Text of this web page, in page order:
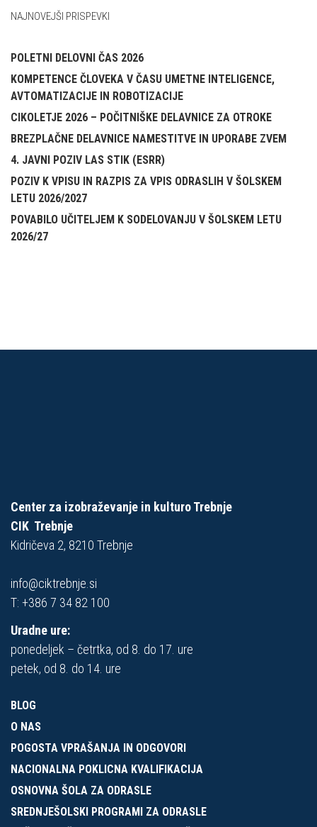
NAJNOVEJŠI PRISPEVKI
POLETNI DELOVNI ČAS 2026
KOMPETENCE ČLOVEKA V ČASU UMETNE INTELIGENCE,
AVTOMATIZACIJE IN ROBOTIZACIJE
CIKOLETJE 2026 – POČITNIŠKE DELAVNICE ZA OTROKE
BREZPLAČNE DELAVNICE NAMESTITVE IN UPORABE ZVEM
4. JAVNI POZIV LAS STIK (ESRR)
POZIV K VPISU IN RAZPIS ZA VPIS ODRASLIH V ŠOLSKEM
LETU 2026/2027
POVABILO UČITELJEM K SODELOVANJU V ŠOLSKEM LETU
2026/27
Center za izobraževanje in kulturo Trebnje
CIK Trebnje
Kidričeva 2, 8210 Trebnje
info@ciktrebnje.si
T: +386 7 34 82 100
Uradne ure:
ponedeljek – četrtka, od 8. do 17. ure
petek, od 8. do 14. ure
BLOG
O NAS
POGOSTA VPRAŠANJA IN ODGOVORI
NACIONALNA POKLICNA KVALIFIKACIJA
OSNOVNA ŠOLA ZA ODRASLE
SREDNJEŠOLSKI PROGRAMI ZA ODRASLE